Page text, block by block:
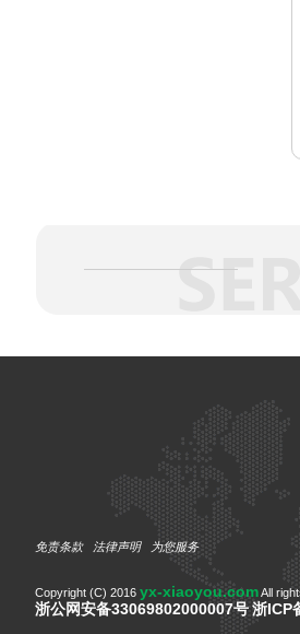
免责条款 法律声明 为您服务
Copyright (C) 2016 yx-xiaoyou.comAll
浙公网安备33069802000007号浙ICP